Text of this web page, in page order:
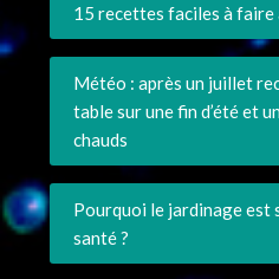
15 recettes faciles à faire
Météo : après un juillet
table sur une fin d’été et
chauds
Pourquoi le jardinage est
santé ?